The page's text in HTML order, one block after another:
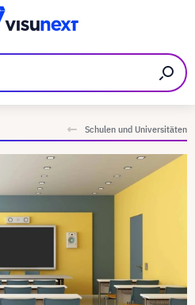
Schulen und Universitäten